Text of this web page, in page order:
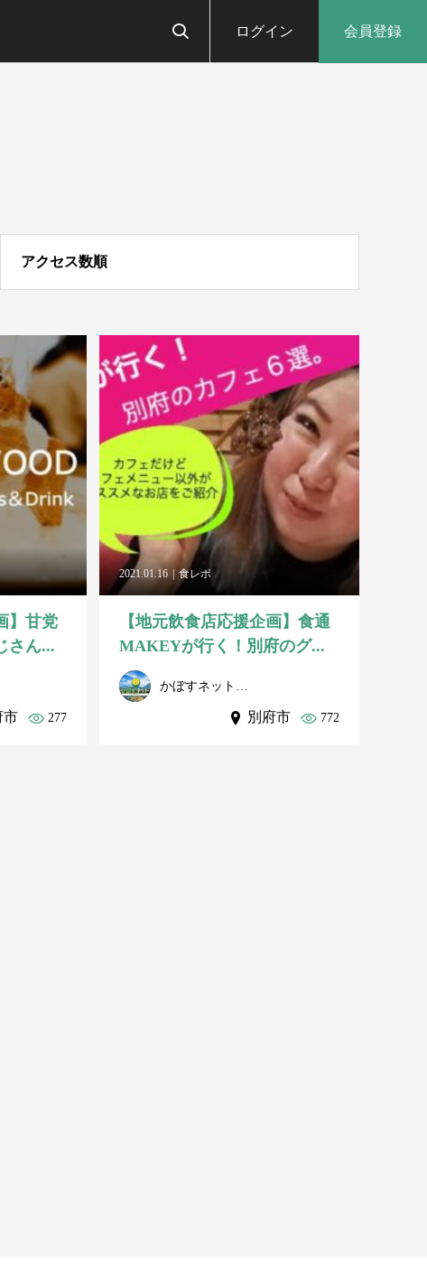
ログイン 会員登録
アクセス数順
】甘党
さん...
市 277
2021.01.16 食レポ
【地元飲食店応援企画】食通
MAKEYが行く！別府のグ...
かぼすネット事務局
別府市 772